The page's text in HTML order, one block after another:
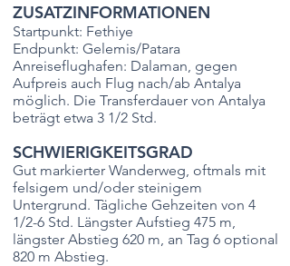
ZUSATZINFORMATIONEN
Startpunkt: Fethiye
Endpunkt: Gelemis/Patara
Anreiseflughafen: Dalaman, gegen
Aufpreis auch Flug nach/ab Antalya
möglich. Die Transferdauer von Antalya
beträgt etwa 3 1/2 Std.
SCHWIERIGKEITSGRAD
Gut markierter Wanderweg, oftmals mit
felsigem und/oder steinigem
Untergrund. Tägliche Gehzeiten von 4
1/2-6 Std. Längster Aufstieg 475 m,
längster Abstieg 620 m, an Tag 6 optional
820 m Abstieg.